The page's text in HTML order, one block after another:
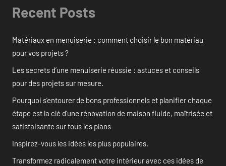
Recent Posts
Matériaux en menuiserie : comment choisir le bon matériau
pour vos projets ?
Les secrets d’une menuiserie réussie : astuces et conseils
pour des projets sur mesure.
Pourquoi s’entourer de bons professionnels et planifier chaque
étape est la clé d’une rénovation de maison fluide, maîtrisée et
satisfaisante sur tous les plans
Inspirez-vous les idées les plus populaires.
Transformez radicalement votre intérieur avec ces idées de